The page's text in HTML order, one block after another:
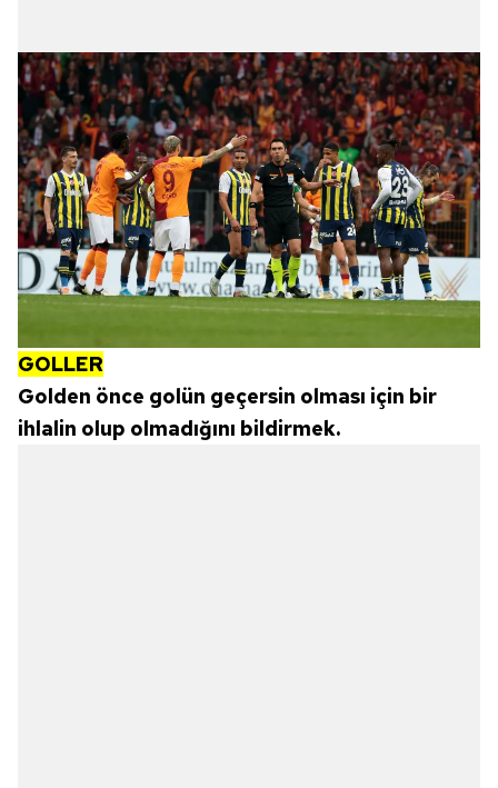
GOLLER
Golden önce golün geçersin olması için bir
ihlalin olup olmadığını bildirmek.